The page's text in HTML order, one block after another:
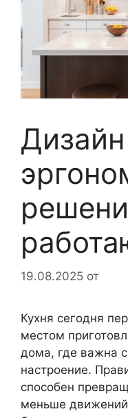
19.08.2025 от
Кухня сегодня
местом
дома, где важна
настроение.
способен
меньше